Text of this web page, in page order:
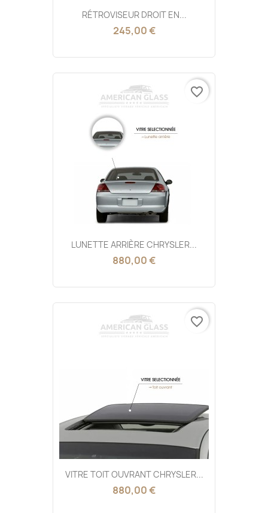
RÉTROVISEUR DROIT EN...
245,00 €
LUNETTE ARRIÈRE CHRYSLER...
880,00 €
favorite_border
VITRE TOIT OUVRANT CHRYSLER...
880,00 €
favorite_border